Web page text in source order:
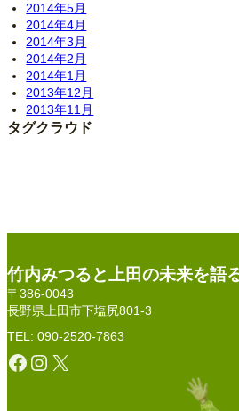
2014年5月
2014年4月
2014年3月
2014年2月
2014年1月
2013年12月
2013年11月
タグクラウド
竹内みつると上田の未来を語
〒386-0043
長野県上田市下塩尻801-3
TEL: 090-2520-7863
Facebook Instagram X